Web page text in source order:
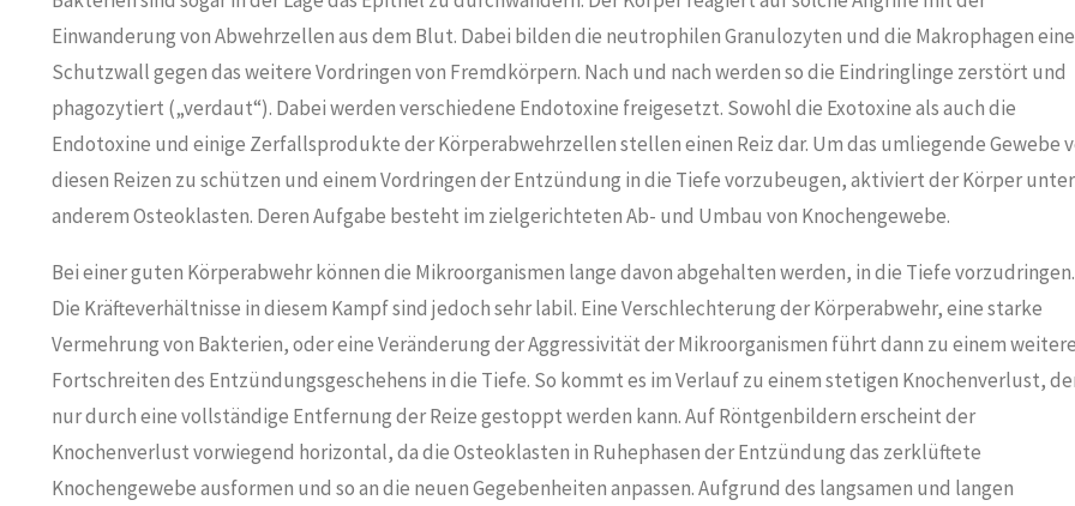
Einwanderung von Abwehrzellen aus dem Blut. Dabei bilden die neutrophilen Granulozyten und die Makrophagen
Schutzwall gegen das weitere Vordringen von Fremdkörpern. Nach und nach werden so die Eindringlinge zerstört und
phagozytiert („verdaut“). Dabei werden verschiedene Endotoxine freigesetzt. Sowohl die Exotoxine als auch die
Endotoxine und einige Zerfallsprodukte der Körperabwehrzellen stellen einen Reiz dar. Um das umliegende Gewebe
diesen Reizen zu schützen und einem Vordringen der Entzündung in die Tiefe vorzubeugen, aktiviert der Körper unter
anderem Osteoklasten. Deren Aufgabe besteht im zielgerichteten Ab- und Umbau von Knochengewebe.
Bei einer guten Körperabwehr können die Mikroorganismen lange davon abgehalten werden, in die Tiefe vorzudringen.
Die Kräfteverhältnisse in diesem Kampf sind jedoch sehr labil. Eine Verschlechterung der Körperabwehr, eine starke
Vermehrung von Bakterien, oder eine Veränderung der Aggressivität der Mikroorganismen führt dann zu einem
Fortschreiten des Entzündungsgeschehens in die Tiefe. So kommt es im Verlauf zu einem stetigen Knochenverlust,
nur durch eine vollständige Entfernung der Reize gestoppt werden kann. Auf Röntgenbildern erscheint der
Knochenverlust vorwiegend horizontal, da die Osteoklasten in Ruhephasen der Entzündung das zerklüftete
Knochengewebe ausformen und so an die neuen Gegebenheiten anpassen. Aufgrund des langsamen und langen